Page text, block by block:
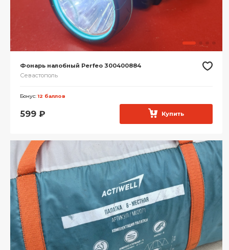
Фонарь налобный Perfeo 300400884
Севастополь
Бонус:12 баллов
599 ₽ Купить